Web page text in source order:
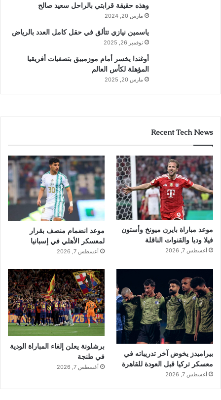
وهذه حقيقة قرابتي بالراحل سعيد صالح
مارس 20, 2024
ياسمين نيازي تتألق في حقل كامل العدد بالرياض
نوفمبر 26, 2025
أوغندا يخسر أمام موزمبيق بتصفيات أفريقيا
المؤهلة لكأس العالم
مارس 20, 2025
Recent Tech News
موعد مباراة بايرن ميونخ وأستون
فيلا وديا والقنوات الناقلة
أغسطس 7, 2026
موعد انضمام منصف بقرار
لمعسكر الأهلي في إسبانيا
أغسطس 7, 2026
بيراميدز يخوض آخر تدريباته في
معسكر تركيا قبل العودة للقاهرة
أغسطس 7, 2026
برشلونة يعلن إلغاء المباراة الودية
في طنجة
أغسطس 7, 2026